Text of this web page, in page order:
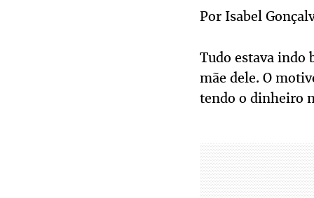
Por Isabel
Tudo estava indo
mãe dele. O
tendo o dinheiro